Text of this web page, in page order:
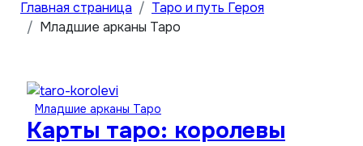
Главная страница
Таро и путь Героя
Младшие арканы Таро
Младшие арканы Таро
Карты таро: королевы